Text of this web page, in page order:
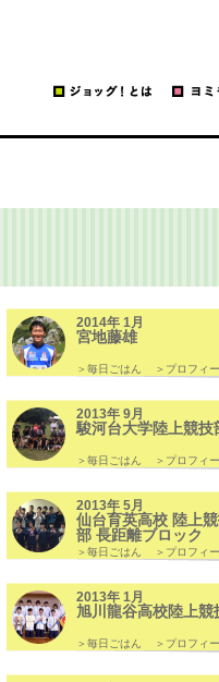
2014年 1月
宮地藤雄
＞毎日ごはん ＞プロフィ
2013年 9月
駿河台大学陸上競技
＞毎日ごはん ＞プロフィ
2013年 5月
仙台育英高校 陸上
部 長距離ブロック
＞毎日ごはん ＞プロフィ
2013年 1月
旭川龍谷高校陸上競
＞毎日ごはん ＞プロフィ